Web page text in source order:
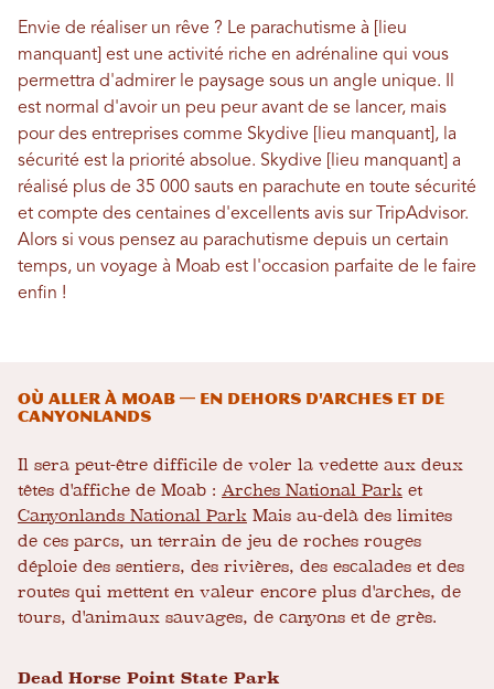
Envie de réaliser un rêve ? Le parachutisme à [lieu
manquant] est une activité riche en adrénaline qui vous
permettra d'admirer le paysage sous un angle unique. Il
est normal d'avoir un peu peur avant de se lancer, mais
pour des entreprises comme Skydive [lieu manquant], la
sécurité est la priorité absolue. Skydive [lieu manquant] a
réalisé plus de 35 000 sauts en parachute en toute sécurité
et compte des centaines d'excellents avis sur TripAdvisor.
Alors si vous pensez au parachutisme depuis un certain
temps, un voyage à Moab est l'occasion parfaite de le faire
enfin !
Où aller à Moab — En dehors d'Arches et de
Canyonlands
Il sera peut-être difficile de voler la vedette aux deux
têtes d'affiche de Moab : Arches National Park et
Canyonlands National Park Mais au-delà des limites
de ces parcs, un terrain de jeu de roches rouges
déploie des sentiers, des rivières, des escalades et des
routes qui mettent en valeur encore plus d'arches, de
tours, d'animaux sauvages, de canyons et de grès.
Dead Horse Point State Park